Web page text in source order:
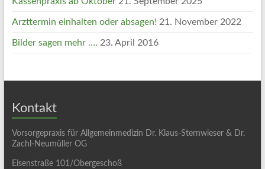
Arzttermin einhalten oder absagen! 21. November 2022
Bilder sagen mehr …. 23. April 2016
Kontakt
Vorsorgepraxis für Allgemeinmedizin Dr. Klaus-Sternwieser & Dr.
Zachl-Neumüller OG
Eisenstraße 101/Obergeschoß